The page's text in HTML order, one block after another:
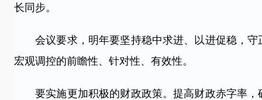
长同步。
会议要求，明年要坚持稳中求进、以进促稳，守
宏观调控的前瞻性、针对性、有效性。
要实施更加积极的财政政策。提高财政赤字率，